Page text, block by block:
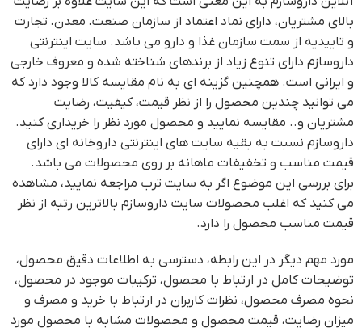
بالای مشتریان، دارای نماد اعتماد از سازمان صنعت، معدن، تجارت
و تاییدیه از سمت سازمان غذا و دارو می باشد. سایت اینترنتی
داروسازم دارای تنوع زیاد از برندهای شناخته شده و معروف خارجی
و ایرانی است. همچنین گزینه ای به نام مقایسه کالا وجود دارد که
می توانید چندین محصول را از نظر قیمت، کیفیت، رضایت
مشتریان و.. مقایسه نمایید و محصول مورد نظر را خریداری کنید.
داروسازم نسبت به بقیه سایت های اینترنتی داروخانه ای دارای
قیمت مناسب و تخفیفات ماهانه بر روی محصولات می باشد.
برای بررسی این موضوع اگر به سایت ترب مراجعه نمایید، مشاهده
می کنید که اغلب محصولات سایت داروسازم بالاترین رتبه از نظر
قیمت مناسب محصول را دارد.
مورد مهم دیگر در این رابطه، دسترسی به اطلاعات دقیق محصول،
توضیحات کامل در ارتباط با محصول، ترکیبات موجود در محصول،
نحوه مصرف محصول، نظرات کاربران در ارتباط با خرید و مصرف و
میزان رضایت، قیمت محصول و محصولات مشابه با محصول مورد